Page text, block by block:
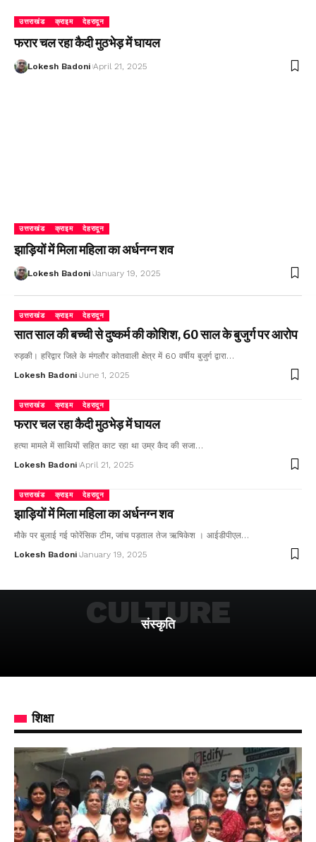
उत्तराखंड क्राइम देहरादून
फरार चल रहा कैदी मुठभेड़ में घायल
Lokesh Badoni April 21, 2025
उत्तराखंड क्राइम देहरादून
झाड़ियों में मिला महिला का अर्धनग्न शव
Lokesh Badoni January 19, 2025
उत्तराखंड क्राइम देहरादून
सात साल की बच्ची से दुष्कर्म की कोशिश, 60 साल के बुजुर्ग पर आरोप
रुड़की। हरिद्वार जिले के मंगलौर कोतवाली क्षेत्र में 60 वर्षीय बुजुर्ग द्वारा…
Lokesh Badoni June 1, 2025
उत्तराखंड क्राइम देहरादून
फरार चल रहा कैदी मुठभेड़ में घायल
हत्या मामले में साथियों सहित काट रहा था उम्र कैद की सजा…
Lokesh Badoni April 21, 2025
उत्तराखंड क्राइम देहरादून
झाड़ियों में मिला महिला का अर्धनग्न शव
मौके पर बुलाई गई फोरेंसिक टीम, जांच पड़ताल तेज ऋषिकेश । आईडीपीएल…
Lokesh Badoni January 19, 2025
संस्कृति
CULTURE
शिक्षा